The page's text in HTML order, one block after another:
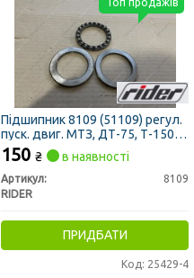
Підшипник 8109 (51109) регул.
пуск. двиг. МТЗ, ДТ-75, Т-150,
регул. розкіс МТЗ (RIDER)
150 ₴ в наявності
Артикул:
8109
RIDER
ПРИДБАТИ
Код: 25429-4